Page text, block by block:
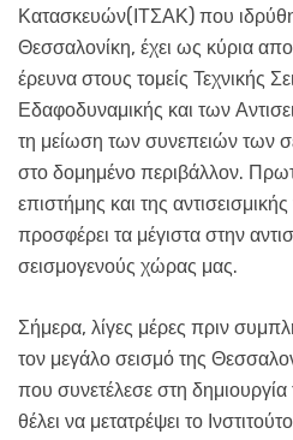
Κατασκευών(ΙΤΣΑΚ) που
Θεσσαλονίκη, έχει ως κύρια
έρευνα στους τομείς Τεχνικής
Εδαφοδυναμικής και των
τη μείωση των συνεπειών των
στο δομημένο περιβάλλον.
επιστήμης και της αντισεισμικής
προσφέρει τα μέγιστα στην
σεισμογενούς χώρας μας.
Σήμερα, λίγες μέρες πριν
τον μεγάλο σεισμό της
που συνετέλεσε στη
θέλει να μετατρέψει το